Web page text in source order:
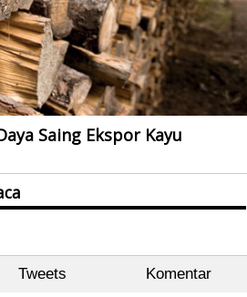
Saing Ekspor Kayu
Tweets Komentar